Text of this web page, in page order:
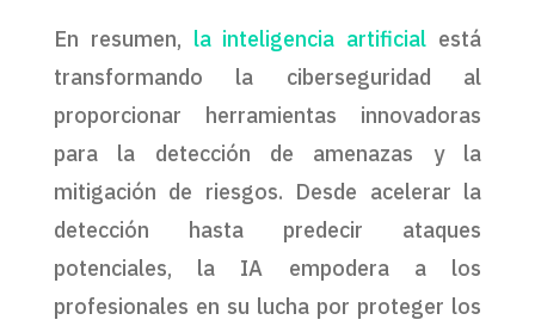
En resumen, la inteligencia artificial está
transformando la ciberseguridad al
proporcionar herramientas innovadoras
para la detección de amenazas y la
mitigación de riesgos. Desde acelerar la
detección hasta predecir ataques
potenciales, la IA empodera a los
profesionales en su lucha por proteger los